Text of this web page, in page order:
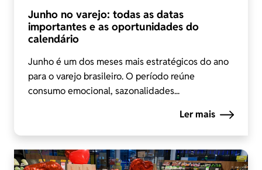
Junho no varejo: todas as datas
importantes e as oportunidades do
calendário
Junho é um dos meses mais estratégicos do ano
para o varejo brasileiro. O período reúne
consumo emocional, sazonalidades...
Ler mais